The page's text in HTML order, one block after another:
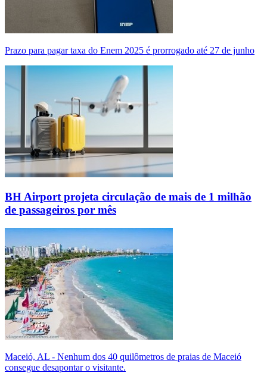
Prazo para pagar taxa do Enem 2025 é prorrogado até 27 de junho
BH Airport projeta circulação de mais de 1 milhão
de passageiros por mês
Maceió, AL - Nenhum dos 40 quilômetros de praias de Maceió
consegue desapontar o visitante.